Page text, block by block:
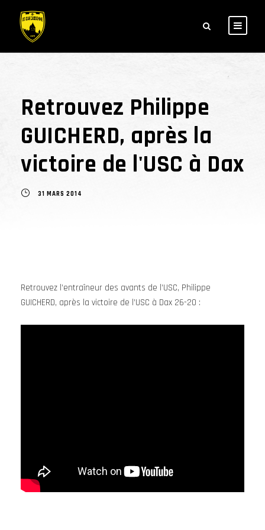
Retrouvez Philippe
GUICHERD, après la
victoire de l'USC à Dax
31 MARS 2014
Retrouvez l’entraîneur des avants de l’USC, Philippe
GUICHERD, après la victoire de l’USC à Dax 26-20 :